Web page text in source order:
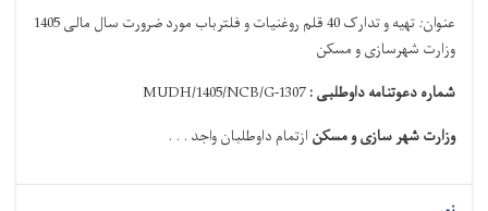
عنوان:
تهیه و تدارک 40 قلم روغنیات و فلترباب مورد ضرورت سال مالی 1405
وزارت شهرسازی و مسکن
شماره دعوتنامه داوطلبی :MUDH/1405/NCB/G-1307
وزارت شهر سازی و مسکن ازتمام داوطلبان واجد . . .